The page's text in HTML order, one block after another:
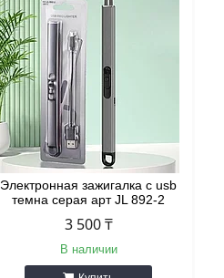
Электронная зажигалка с usb
темна серая арт JL 892-2
3 500 ₸
В наличии